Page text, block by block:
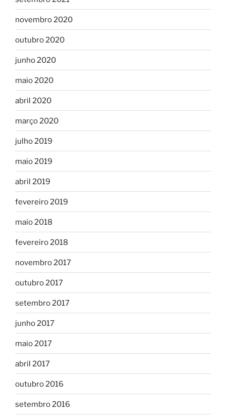
novembro 2020
outubro 2020
junho 2020
maio 2020
abril 2020
março 2020
julho 2019
maio 2019
abril 2019
fevereiro 2019
maio 2018
fevereiro 2018
novembro 2017
outubro 2017
setembro 2017
junho 2017
maio 2017
abril 2017
outubro 2016
setembro 2016